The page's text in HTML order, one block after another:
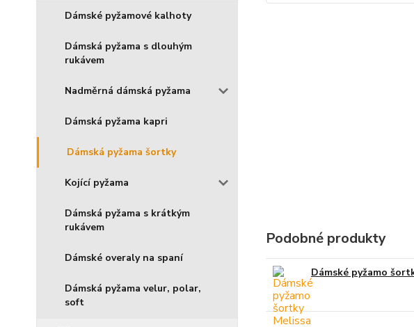
Dámské pyžamové kalhoty
Dámská pyžama s dlouhým
rukávem
Nadměrná dámská pyžama
Dámská pyžama kapri
Dámská pyžama šortky
Kojící pyžama
Dámská pyžama s krátkým
rukávem
Dámské overaly na spaní
Dámská pyžama velur, polar,
soft
Podobné produkty
Dámské pyžamo